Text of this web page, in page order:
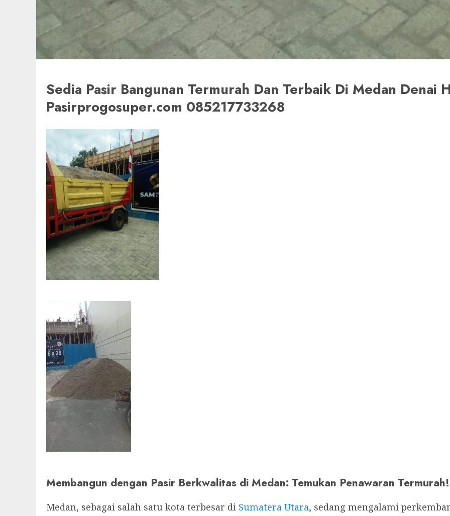
Sedia Pasir Bangunan Termurah Dan Terbaik Di Medan Denai
Pasirprogosuper.com 085217733268
Membangun dengan Pasir Berkwalitas di Medan: Temukan Penawaran Termurah!
Medan, sebagai salah satu kota terbesar di Sumatera Utara, sedang mengalami